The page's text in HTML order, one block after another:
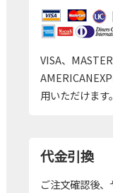
VISA、
用いただけます。
代金引換
ご注文確認後